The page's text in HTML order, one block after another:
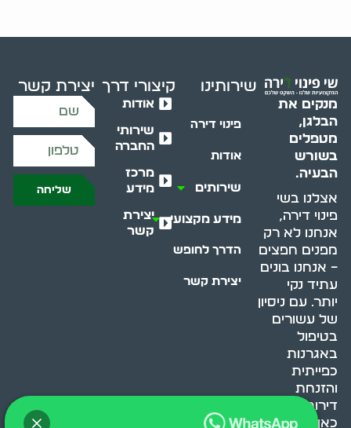
מנקים את
הבלגן,
מטפלים
בשורש
הבעיה.
אצלנו בשי
פינוי דירה,
אנחנו לא רק
מפנים חפצים
– אנחנו בונים
עתיד נקי
יותר. עם ניסיון
של עשורים
בטיפול
באגרנות
כפייתית
והזנחת
דירות, אנחנו
כאן כדי לעזור
שירותינו
פינוי דירה
אודות
שירותים
מידע מקצועי
הדרך לחופש
יצירת קשר
קיצורי דרך
אודות
שירותי
החברה
מרכז
מידע
יצירת
קשר
יצירת קשר
שליחה